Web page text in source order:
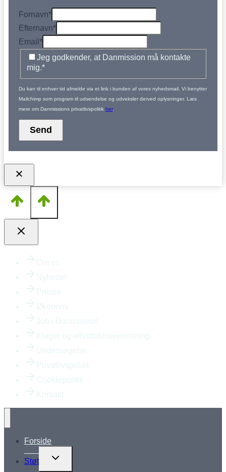
Fornavn*
Efternavn*
Email*
Jeg godkender, at Danmission må kontakte
mig.*
Du kan til enhver tid afmelde via et link i bunden af vores nyhedsmail. Vi benytter
Mailchimp som program til udsendelse og udveksler derved oplysninger. Læs
mere om Danmissions privatlivspolitikher.
Send
Forside
Støt
Skift